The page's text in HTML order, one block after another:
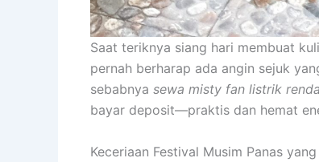
Saat teriknya siang hari membuat
pernah berharap ada angin sejuk
sebabnya sewa misty fan listrik
bayar deposit—praktis dan hemat
Keceriaan Festival Musim Panas